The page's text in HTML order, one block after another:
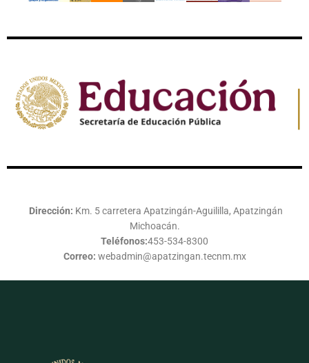
Dirección: Km. 5 carretera Apatzingán-Aguililla, Apatzingán
Michoacán.
Teléfonos:453-534-8300
Correo: webadmin@apatzingan.tecnm.mx